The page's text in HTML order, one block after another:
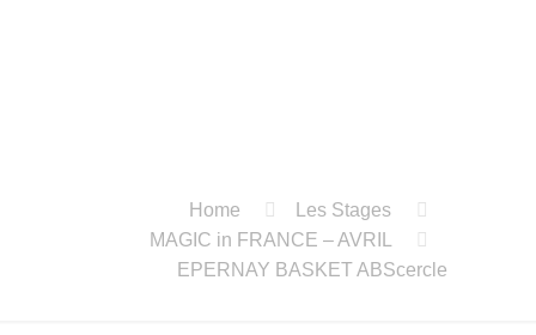
Home
Les Stages
MAGIC in FRANCE – AVRIL
EPERNAY BASKET ABScercle